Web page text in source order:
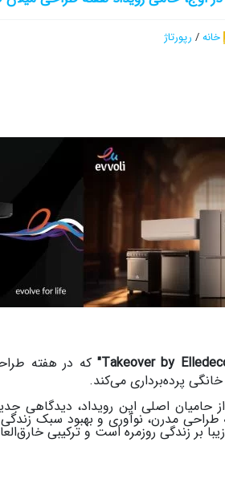
خانه/ رپورتاژ
Takeover by
خانگی پرده‌برداری می‌کند.
حامیان اصلی این رویداد، دیدگاهی
به طراحی مدرن، نوآوری و بهبود سبک
بر زندگی روزمره است و ترکیبی